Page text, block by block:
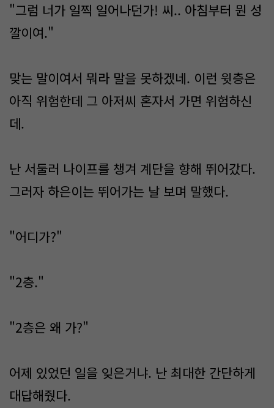
"그럼 너가 일찍 일어나던가! 씨.. 아침부터 뭔 성
깔이여."
맞는 말이여서 뭐라 말을 못하겠네. 이런 윗층은
아직 위험한데 그 아저씨 혼자서 가면 위험하신
데.
난 서둘러 나이프를 챙겨 계단을 향해 뛰어갔다.
그러자 하은이는 뛰어가는 날 보며 말했다.
"어디가?"
"2층."
"2층은 왜 가?"
어제 있었던 일을 잊은거냐. 난 최대한 간단하게
대답해줬다.